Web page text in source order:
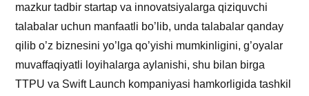
mazkur tadbir startap va innovatsiyalarga qiziquvchi
talabalar uchun manfaatli bo’lib, unda talabalar qanday
qilib o’z biznesini yo’lga qo’yishi mumkinligini, g’oyalar
muvaffaqiyatli loyihalarga aylanishi, shu bilan birga
TTPU va Swift Launch kompaniyasi hamkorligida tashkil